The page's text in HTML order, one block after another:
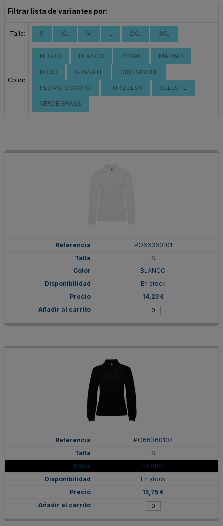
Filtrar lista de variantes por:
Talla: S XL M L 2XL 3XL
Color:
NEGRO BLANCO ROYAL MARINO
ROJO GRANATE GRIS VIGORE
PLOMO OSCURO TURQUESA CELESTE
VERDE GRASS
PO66360101
S
BLANCO
En stock
14,23 €
PO66360102
S
NEGRO
En stock
15,75 €